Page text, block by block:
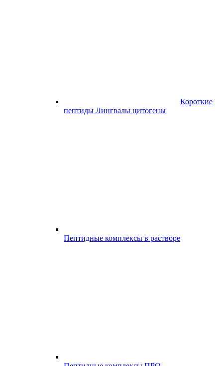
Короткие
пептиды Лингвалы цитогены
Пептидные комплексы в растворе